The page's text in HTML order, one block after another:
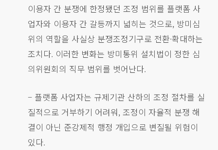
이용자 간 분쟁에 한정됐던 조정 범위를 플랫폼 사
업자와 이용자 간 갈등까지 넓히는 것으로, 방미심
위의 역할을 사실상 분쟁조정기구로 전환·확대하는
조치다. 이러한 변화는 방미통위 설치법이 정한 심
의위원회의 직무 범위를 벗어난다.
– 플랫폼 사업자는 규제기관 산하의 조정 절차를 실
질적으로 거부하기 어려워, 조정이 자율적 분쟁 해
결이 아닌 준강제적 행정 개입으로 변질될 위험이
있다.